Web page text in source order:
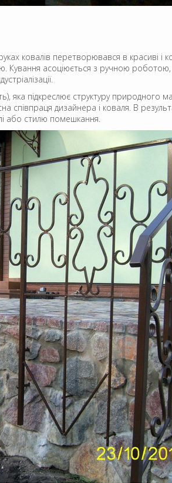
ковалів перетворювався в красиві і
Кування асоціюється з ручною
яка підкреслює структуру
співпраця дизайнера і коваля. В
або стилю помешкання.